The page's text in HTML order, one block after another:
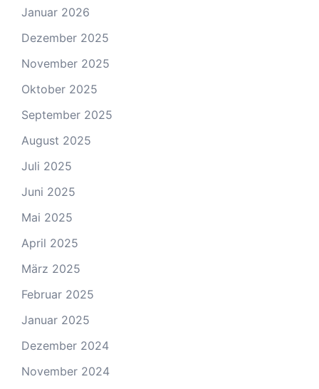
Januar 2026
Dezember 2025
November 2025
Oktober 2025
September 2025
August 2025
Juli 2025
Juni 2025
Mai 2025
April 2025
März 2025
Februar 2025
Januar 2025
Dezember 2024
November 2024